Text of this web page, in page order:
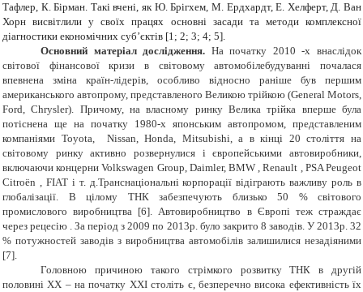
Тафлер, К. Бірман. Такі вчені, як Ю. Брігхем, М. Ердхардт, Е. Хелферт, Д. Ван
Хорн висвітлили у своїх працях основні засади та методи комплексної
діагностики економічних суб’єктів [1; 2; 3; 4; 5].
Основний матеріал дослідження. На початку 2010 -х внаслідок
світової фінансової кризи в світовому автомобілебудуванні почалася
впевнена зміна країн-лідерів, особливо відносно раніше був першим
американського автопрому, представленого Великою трійкою (General Motors,
Ford, Chrysler). Причому, на власному ринку Велика трійка вперше була
потіснена ще на початку 1980-х японським автопромом, представленим
компаніями Toyota, Nissan, Honda, Mitsubishi, а в кінці 20 століття на
світовому ринку активно розвернулися і європейськими автовиробники,
включаючи концерни Volkswagen Group, Daimler, BMW , Renault , PSA Peugeot
Citroën , FIAT і т. д.Транснаціональні корпорації відіграють важливу роль в
глобалізації. В цілому ТНК забезпечують близько 50 % світового
промислового виробництва [6]. Автовиробництво в Європі теж страждає
через рецесію . За період з 2009 по 2013р. було закрито 8 заводів. У 2013р. 32
% потужностей заводів з виробництва автомобілів залишилися незадіяними
[7].
Головною причиною такого стрімкого розвитку ТНК в другій
половині ХХ – на початку ХХІ століть є, безперечно висока ефективність їх